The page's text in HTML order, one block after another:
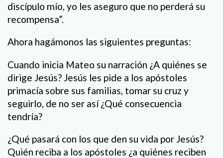
discípulo mío, yo les aseguro que no perderá su
recompensa”.
Ahora hagámonos las siguientes preguntas:
Cuando inicia Mateo su narración ¿A quiénes se
dirige Jesús? Jesús les pide a los apóstoles
primacía sobre sus familias, tomar su cruz y
seguirlo, de no ser así ¿Qué consecuencia
tendría?
¿Qué pasará con los que den su vida por Jesús?
Quién reciba a los apóstoles ¿a quiénes reciben